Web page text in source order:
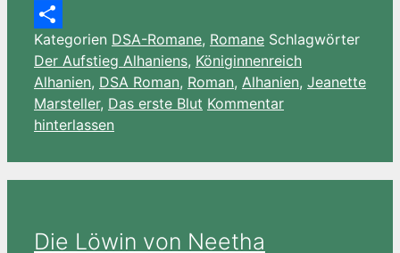
Amazon
Wish
List
Teilen
Kategorien DSA-Romane, Romane Schlagwörter
Der Aufstieg Alhaniens, Königinnenreich
Alhanien, DSA Roman, Roman, Alhanien, Jeanette
Marsteller, Das erste Blut Kommentar
hinterlassen
Die Löwin von Neetha